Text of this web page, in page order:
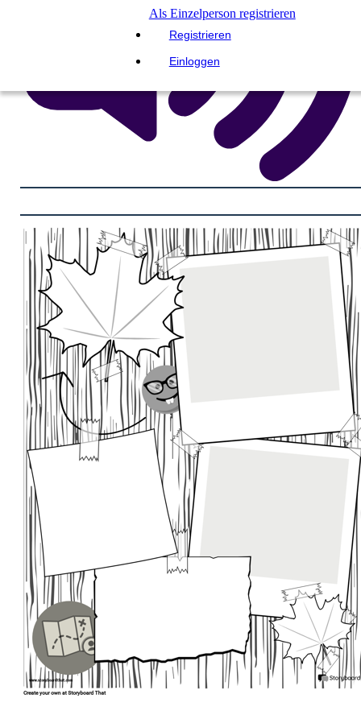
Als Einzelperson registrieren
Registrieren
Einloggen